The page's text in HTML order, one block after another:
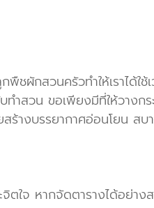
ชผักสวนครัวทำให้เราได้
ำสวน ขอเพียงมีที่ให้วาง
างบรรยากาศอ่อนโยน สบ
ใจ หากจัดตารางได้อย่าง